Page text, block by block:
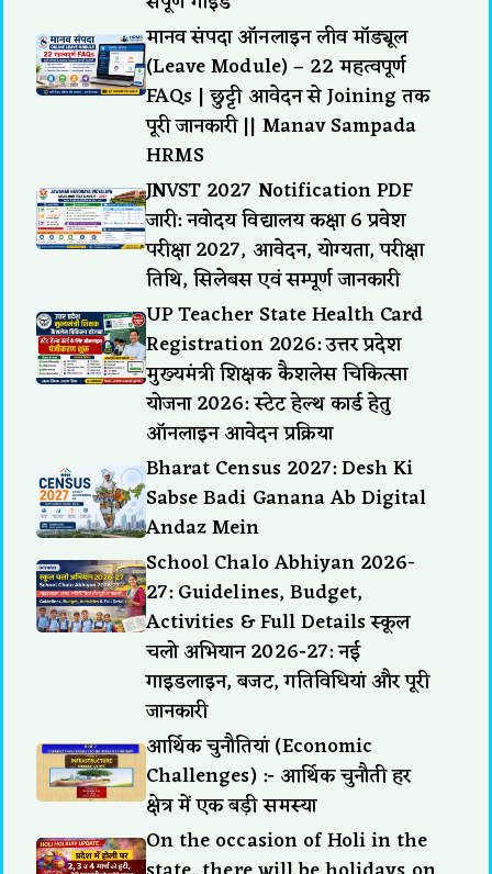
मानव संपदा ऑनलाइन लीव मॉड्यूल
(Leave Module) – 22 महत्वपूर्ण
FAQs | छुट्टी आवेदन से Joining तक
पूरी जानकारी || Manav Sampada
HRMS
JNVST 2027 Notification PDF
जारी: नवोदय विद्यालय कक्षा 6 प्रवेश
परीक्षा 2027, आवेदन, योग्यता, परीक्षा
तिथि, सिलेबस एवं सम्पूर्ण जानकारी
UP Teacher State Health Card
Registration 2026: उत्तर प्रदेश
मुख्यमंत्री शिक्षक कैशलेस चिकित्सा
योजना 2026: स्टेट हेल्थ कार्ड हेतु
ऑनलाइन आवेदन प्रक्रिया
Bharat Census 2027: Desh Ki
Sabse Badi Ganana Ab Digital
Andaz Mein
School Chalo Abhiyan 2026-
27: Guidelines, Budget,
Activities & Full Details स्कूल
चलो अभियान 2026-27: नई
गाइडलाइन, बजट, गतिविधियां और पूरी
जानकारी
आर्थिक चुनौतियां (Economic
Challenges) :- आर्थिक चुनौती हर
क्षेत्र में एक बड़ी समस्या
On the occasion of Holi in the